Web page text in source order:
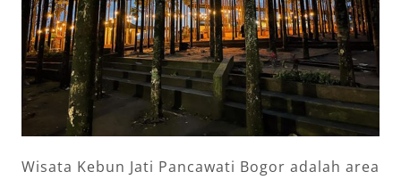
Wisata Kebun Jati Pancawati Bogor adalah area